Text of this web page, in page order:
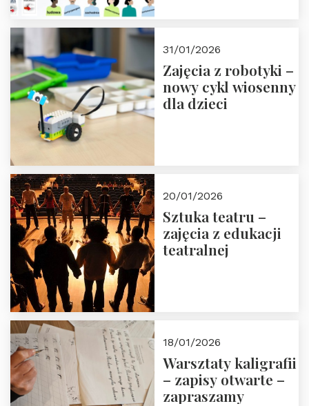
31/01/2026
Zajęcia z robotyki –
nowy cykl wiosenny
dla dzieci
20/01/2026
Sztuka teatru –
zajęcia z edukacji
teatralnej
18/01/2026
Warsztaty kaligrafii
– zapisy otwarte –
zapraszamy